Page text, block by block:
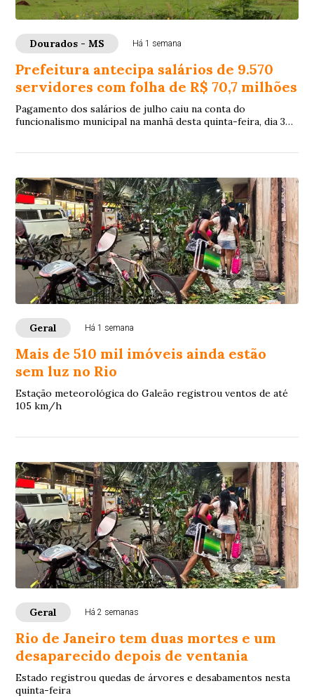
Dourados - MS Há 1 semana
Prefeitura antecipa salários de 9.570
servidores com folha de R$ 70,7 milhões
Pagamento dos salários de julho caiu na conta do
funcionalismo municipal na manhã desta quinta-feira, dia 30
Geral Há 1 semana
Mais de 510 mil imóveis ainda estão
sem luz no Rio
Estação meteorológica do Galeão registrou ventos de até
105 km/h
Geral Há 2 semanas
Rio de Janeiro tem duas mortes e um
desaparecido depois de ventania
Estado registrou quedas de árvores e desabamentos nesta
quinta-feira